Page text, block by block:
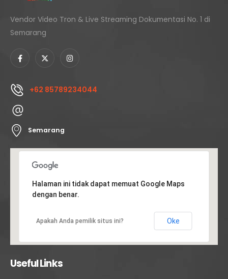
Vendor Video Tron & Live Streaming Dokumentasi No. 1 di
Semarang
+62 85789234044
Semarang
Halaman ini tidak dapat memuat Google Maps
dengan benar.
Apakah Anda pemilik situs ini? Oke
Useful Links